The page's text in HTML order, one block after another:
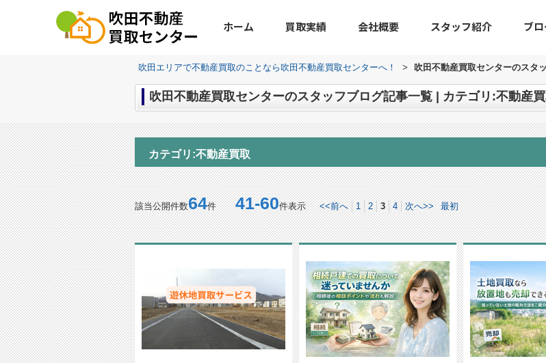
ホーム 買取実績 会社概要 スタッフ紹介 ブ
吹田エリアで不動産買取のことなら吹田不動産買取センターへ！ > 吹田不動産買取センターのスタ
吹田不動産買取センターのスタッフブログ記事一覧 | カテゴリ:不動産
カテゴリ:不動産買取
該当公開件数64件41-60件表示 <<前へ 1 2 3 4 次へ>> 最初